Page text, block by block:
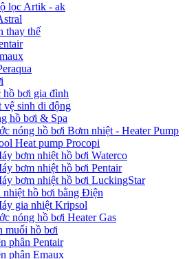
lọc Artik - ak
thay thế
bơi gia đình
vệ sinh di động
hồ bơi & Spa
nóng hồ bơi Bơm nhiệt - Heater Pump
Heat pump Procopi
bơm nhiệt hồ bơi Waterco
bơm nhiệt hồ bơi Pentair
bơm nhiệt hồ bơi LuckingStar
nhiệt hồ bơi bằng Điện
gia nhiệt Kripsol
nóng hồ bơi Heater Gas
muối hồ bơi
phân Pentair
phân Emaux